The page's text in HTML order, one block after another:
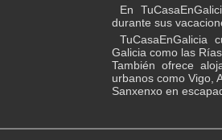
En
durante sus
TuCasaEnGalicia
Galicia como las
También ofrece
urbanos como Vigo,
Sanxenxo en